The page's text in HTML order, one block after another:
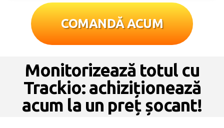
COMANDĂ ACUM
Monitorizează totul cu
Trackio: achiziționează
acum la un preț șocant!